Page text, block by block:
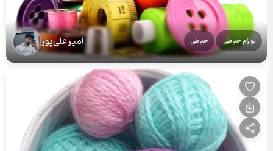
لوازم خیاطی خیاطی امیر علی‌پور